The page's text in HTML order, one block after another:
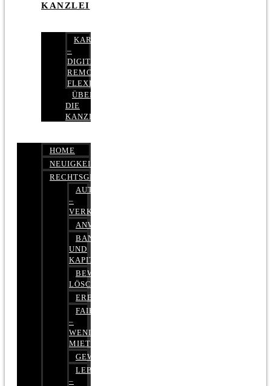
KANZLEI
KARRIERE
–
DIGITAL,
REMOTE,
FLEXIBEL
ÜBER
DIE
KANZLEI
HOME
NEUIGKEITEN
RECHTSGEBIETE
AUTOBETRUG
–
VERKEHRSRECHT
ANWALTSHAFTUNGSRECHT
BANK-
UND
KAPITALMARKTRECHT
BEWERTUNGEN
LÖSCHEN
ERBRECHT
FAIRMIETEN
–
WENIGER
MIETE
GEWERBERECHT
LEBENSVERSICHERUNG
–